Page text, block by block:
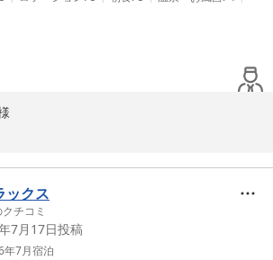
にありがとうございます。またコメントを
いただけたご様子を伺え大変嬉しく存じま
気に召していただけましたことは、調理スタ
きな励みとなります。これからも快適な時間
供できるよう努めてまいります。またのお越
りお待ち申し上げております。
ックス
チコミ
7月17日投稿
年7月宿泊